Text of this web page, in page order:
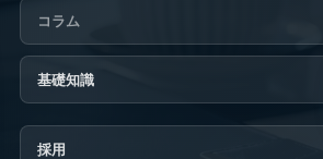
コラム
基礎知識
採用